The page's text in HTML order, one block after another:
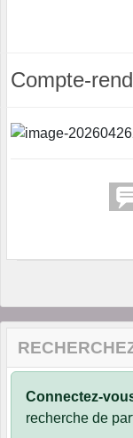
Compte-
Connectez-
recherche de